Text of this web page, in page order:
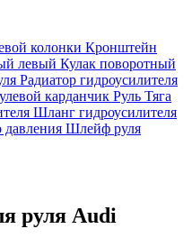
колонки Кронштейн
левый Кулак поворотный
Радиатор гидроусилителя
карданчик Руль Тяга
Шланг гидроусилителя
давления Шлейф руля
руля Audi